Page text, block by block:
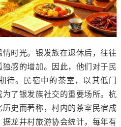
时光。银发族在退休后，往往
感的增加。因此，他们对于民
待。民宿中的茶室，以其低门
了银发族社交的重要场所。杭
史而著称，村内的茶室民宿成
龙井村旅游协会统计，每年有